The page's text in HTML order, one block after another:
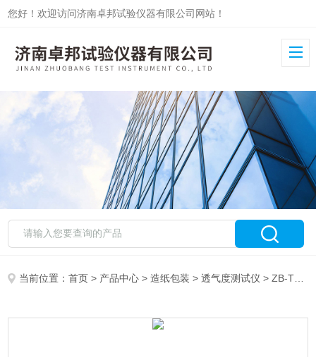
您好！欢迎访问济南卓邦试验仪器有限公司网站！
当前位置：首页 > 产品中心 >造纸包装 >透气度测试仪 > ZB-TQ透气度仪